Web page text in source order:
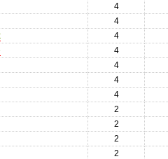
4
4
4
4
4
4
4
2
2
2
2